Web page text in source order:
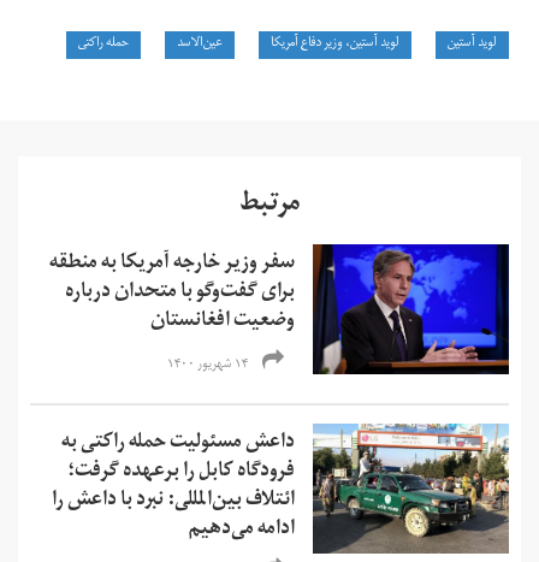
لوید آستین لوید آستین، وزیر دفاع آمریکا عین‌الاسد حمله راکتی
مرتبط
سفر وزیر خارجه آمریکا به منطقه
برای گفت‌وگو با متحدان درباره
وضعیت افغانستان
۱۴ شهریور ۱۴۰۰
داعش مسئولیت حمله راکتی به
فرودگاه کابل را برعهده گرفت؛
ائتلاف بین‌المللی: نبرد با داعش را
ادامه می‌دهیم